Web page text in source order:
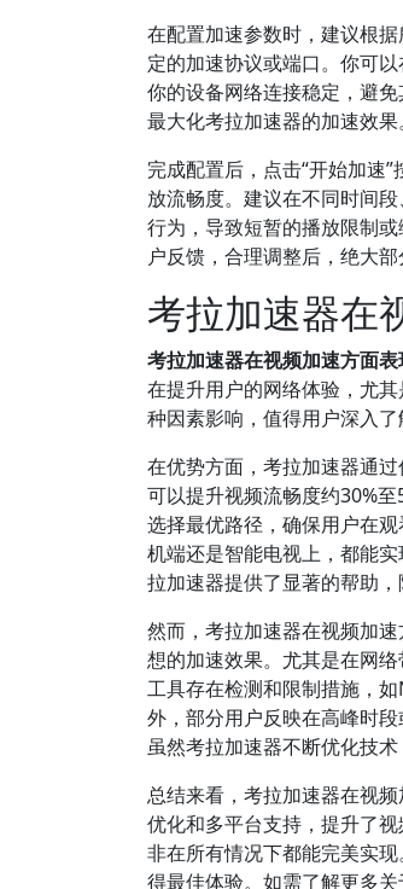
在配置加速参数时，建议根
定的加速协议或端口。你可以
你的设备网络连接稳定，避
最大化考拉加速器的加速效果。
完成配置后，点击“开始加速
放流畅度。建议在不同时间
行为，导致短暂的播放限制
户反馈，合理调整后，绝大
考拉加速器在
考拉加速器在视频加速方面
在提升用户的网络体验，尤
种因素影响，值得用户深入了
在优势方面，考拉加速器通
可以提升视频流畅度约30%
选择最优路径，确保用户在
机端还是智能电视上，都能
拉加速器提供了显著的帮助，
然而，考拉加速器在视频加
想的加速效果。尤其是在网
工具存在检测和限制措施，
外，部分用户反映在高峰时
虽然考拉加速器不断优化技
总结来看，考拉加速器在视
优化和多平台支持，提升了
非在所有情况下都能完美实
得最佳体验。如需了解更多